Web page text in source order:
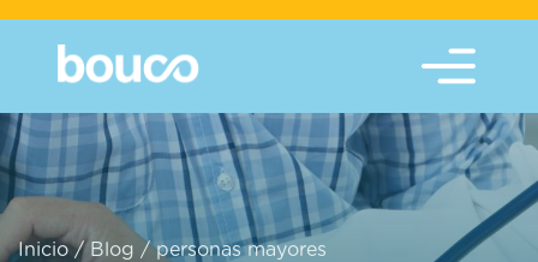
Inicio/ Blog /personas mayores